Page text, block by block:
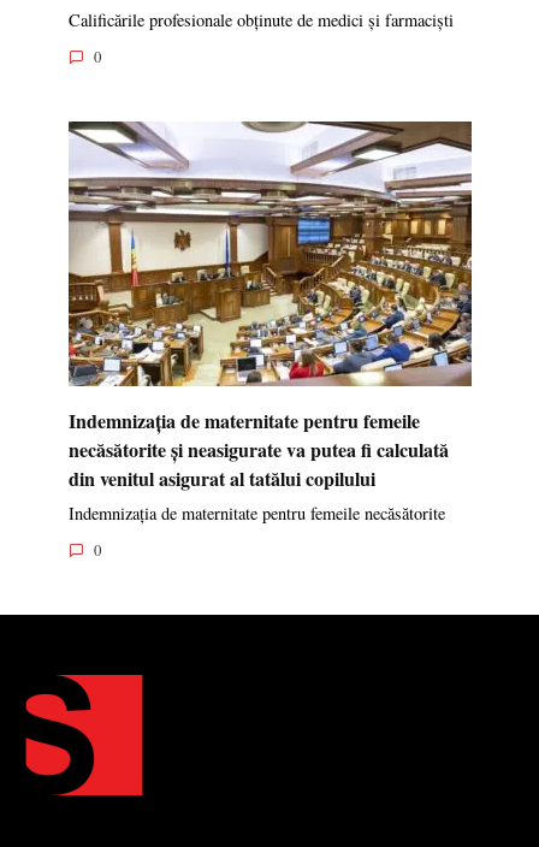
Calificările profesionale obținute de medici și farmaciști
0
Indemnizația de maternitate pentru femeile
necăsătorite și neasigurate va putea fi calculată
din venitul asigurat al tatălui copilului
Indemnizația de maternitate pentru femeile necăsătorite
0